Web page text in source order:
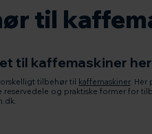
til
til kaffemaskiner her
tilbehør til kaffemaskiner. Her
reservedele og praktiske former for